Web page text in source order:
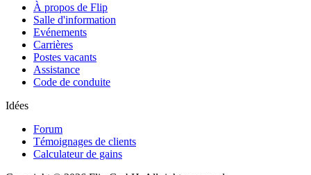
À propos de Flip
Salle d'information
Evénements
Carrières
Postes vacants
Assistance
Code de conduite
Idées
Forum
Témoignages de clients
Calculateur de gains